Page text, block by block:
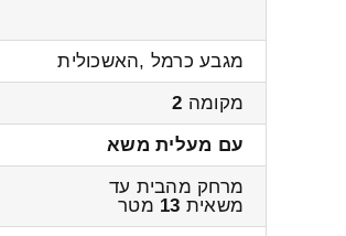
מגבע כרמל ,האשכולית
מקומה 2
עם מעלית משא
מרחק מהבית עד
משאית 13 מטר